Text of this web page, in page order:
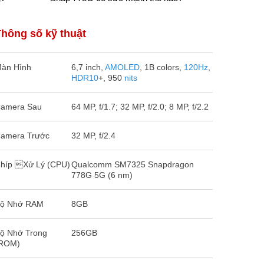
số kỹ thuật
Hình 6,7 inch, AMOLED, 1B colors, 120Hz,
HDR10+, 950 nits
Sau 64 MP, f/1.7; 32 MP, f/2.0; 8 MP, f/2.2
Trước 32 MP, f/2.4
Xử Lý (CPU)Qualcomm SM7325 Snapdragon
778G 5G (6 nm)
Nhớ RAM 8GB
Nhớ Trong
256GB